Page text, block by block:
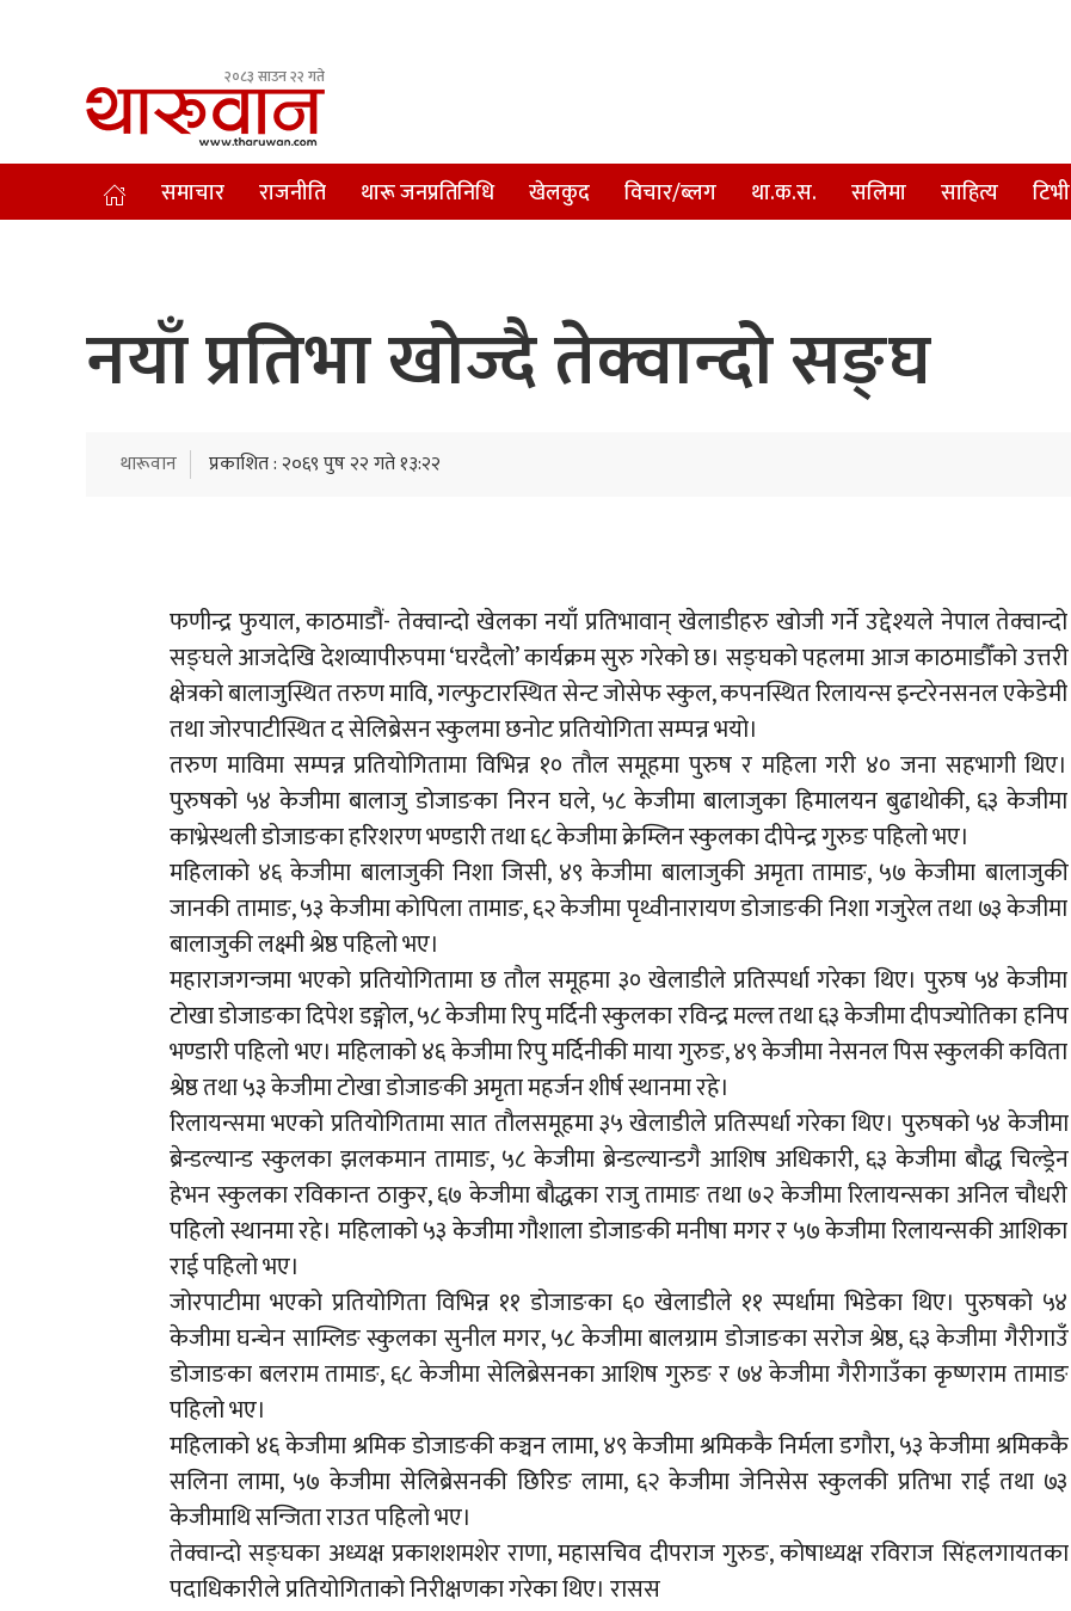
२०८३ साउन २२ गते
Leading Newsportal from Tharu Community Nepal.
समाचार राजनीति थारू जनप्रतिनिधि खेलकुद विचार/ब्लग था.क.स. सलिमा साहित्य टिभी
नयाँ प्रतिभा खोज्दै तेक्वान्दो सङ्घ
थारूवान प्रकाशित : २०६९ पुष २२ गते १३:२२
फणीन्द्र फुयाल, काठमाडौं- तेक्वान्दो खेलका नयाँ प्रतिभावान् खेलाडीहरु खोजी गर्ने उद्देश्यले नेपाल तेक्वान्दो
सङ्घले आजदेखि देशव्यापीरुपमा ‘घरदैलो’ कार्यक्रम सुरु गरेको छ। सङ्घको पहलमा आज काठमाडौँको उत्तरी
क्षेत्रको बालाजुस्थित तरुण मावि, गल्फुटारस्थित सेन्ट जोसेफ स्कुल, कपनस्थित रिलायन्स इन्टरेनसनल एकेडेमी
तथा जोरपाटीस्थित द सेलिब्रेसन स्कुलमा छनोट प्रतियोगिता सम्पन्न भयो।
तरुण माविमा सम्पन्न प्रतियोगितामा विभिन्न १० तौल समूहमा पुरुष र महिला गरी ४० जना सहभागी थिए।
पुरुषको ५४ केजीमा बालाजु डोजाङका निरन घले, ५८ केजीमा बालाजुका हिमालयन बुढाथोकी, ६३ केजीमा
काभ्रेस्थली डोजाङका हरिशरण भण्डारी तथा ६८ केजीमा क्रेम्लिन स्कुलका दीपेन्द्र गुरुङ पहिलो भए।
महिलाको ४६ केजीमा बालाजुकी निशा जिसी, ४९ केजीमा बालाजुकी अमृता तामाङ, ५७ केजीमा बालाजुकी
जानकी तामाङ, ५३ केजीमा कोपिला तामाङ, ६२ केजीमा पृथ्वीनारायण डोजाङकी निशा गजुरेल तथा ७३ केजीमा
बालाजुकी लक्ष्मी श्रेष्ठ पहिलो भए।
महाराजगन्जमा भएको प्रतियोगितामा छ तौल समूहमा ३० खेलाडीले प्रतिस्पर्धा गरेका थिए। पुरुष ५४ केजीमा
टोखा डोजाङका दिपेश डङ्गोल, ५८ केजीमा रिपु मर्दिनी स्कुलका रविन्द्र मल्ल तथा ६३ केजीमा दीपज्योतिका हनिप
भण्डारी पहिलो भए। महिलाको ४६ केजीमा रिपु मर्दिनीकी माया गुरुङ, ४९ केजीमा नेसनल पिस स्कुलकी कविता
श्रेष्ठ तथा ५३ केजीमा टोखा डोजाङकी अमृता महर्जन शीर्ष स्थानमा रहे।
रिलायन्समा भएको प्रतियोगितामा सात तौलसमूहमा ३५ खेलाडीले प्रतिस्पर्धा गरेका थिए। पुरुषको ५४ केजीमा
ब्रेन्डल्यान्ड स्कुलका झलकमान तामाङ, ५८ केजीमा ब्रेन्डल्यान्डगै आशिष अधिकारी, ६३ केजीमा बौद्ध चिल्ड्रेन
हेभन स्कुलका रविकान्त ठाकुर, ६७ केजीमा बौद्धका राजु तामाङ तथा ७२ केजीमा रिलायन्सका अनिल चौधरी
पहिलो स्थानमा रहे। महिलाको ५३ केजीमा गौशाला डोजाङकी मनीषा मगर र ५७ केजीमा रिलायन्सकी आशिका
राई पहिलो भए।
जोरपाटीमा भएको प्रतियोगिता विभिन्न ११ डोजाङका ६० खेलाडीले ११ स्पर्धामा भिडेका थिए। पुरुषको ५४
केजीमा घन्चेन साम्लिङ स्कुलका सुनील मगर, ५८ केजीमा बालग्राम डोजाङका सरोज श्रेष्ठ, ६३ केजीमा गैरीगाउँ
डोजाङका बलराम तामाङ, ६८ केजीमा सेलिब्रेसनका आशिष गुरुङ र ७४ केजीमा गैरीगाउँका कृष्णराम तामाङ
पहिलो भए।
महिलाको ४६ केजीमा श्रमिक डोजाङकी कञ्चन लामा, ४९ केजीमा श्रमिककै निर्मला डगौरा, ५३ केजीमा श्रमिककै
सलिना लामा, ५७ केजीमा सेलिब्रेसनकी छिरिङ लामा, ६२ केजीमा जेनिसेस स्कुलकी प्रतिभा राई तथा ७३
केजीमाथि सन्जिता राउत पहिलो भए।
तेक्वान्दो सङ्घका अध्यक्ष प्रकाशशमशेर राणा, महासचिव दीपराज गुरुङ, कोषाध्यक्ष रविराज सिंहलगायतका
पदाधिकारीले प्रतियोगिताको निरीक्षणका गरेका थिए। रासस